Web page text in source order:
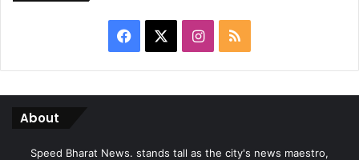
Facebook Instagram
RSS
About
Speed Bharat News. stands tall as the city's news maestro,